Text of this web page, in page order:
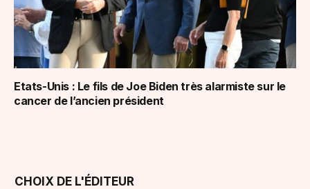
Etats-Unis : Le fils de Joe Biden très alarmiste sur le
cancer de l’ancien président
CHOIX DE L'ÉDITEUR